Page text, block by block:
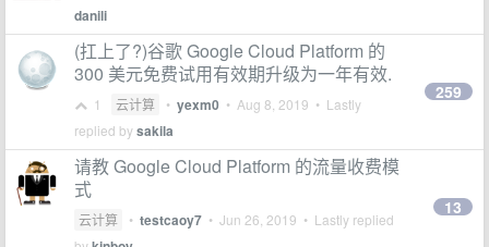
danili
(扛上了?)谷歌 Google Cloud Platform 的
300 美元免费试用有效期升级为一年有效.
1 云计算 • yexm0 • Aug 8, 2019 • Lastly
replied bysakila
259
请教 Google Cloud Platform 的流量收费模
式
云计算 • testcaoy7 • Jun 26, 2019 • Lastly replied
13